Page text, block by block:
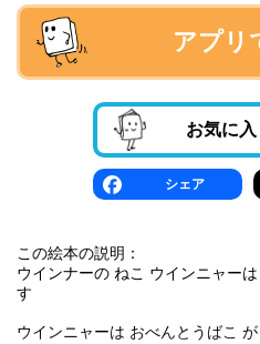
アプリ
お気に入
シェア
この絵本の説明：
ウインナーの ねこ ウインニャー
す
ウインニャーは おべんとうばこ